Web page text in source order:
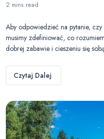
2 mins read
Aby odpowiedzieć na pytanie,
musimy zdefiniować, co
dobrej zabawie i cieszeniu się
Czytaj Dalej